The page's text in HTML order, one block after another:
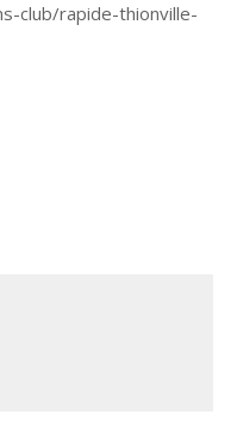
club/rapide-thionville-